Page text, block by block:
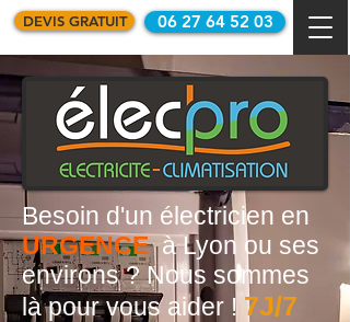
DEVIS GRATUIT 06 27 64 52 03
Besoin d'un électricien en
URGENCEà Lyon ou ses
environs ? Nous sommes
là pour vous aider ! 7J/7